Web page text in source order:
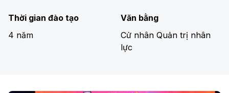
Thời gian đào tạo
4 năm
Văn bằng
Cử nhân Quản trị nhân
lực